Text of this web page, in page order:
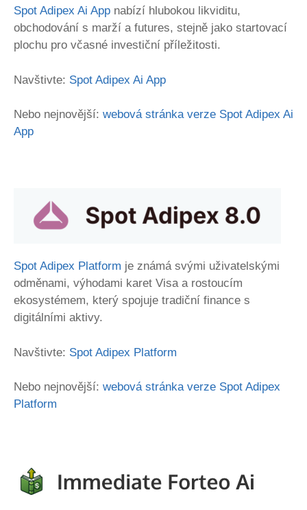
Spot Adipex Ai App nabízí hlubokou likviditu,
obchodování s marží a futures, stejně jako startovací
plochu pro včasné investiční příležitosti.
Navštivte: Spot Adipex Ai App
Nebo nejnovější: webová stránka verze Spot Adipex Ai
App
Spot Adipex Platform je známá svými uživatelskými
odměnami, výhodami karet Visa a rostoucím
ekosystémem, který spojuje tradiční finance s
digitálními aktivy.
Navštivte: Spot Adipex Platform
Nebo nejnovější: webová stránka verze Spot Adipex
Platform